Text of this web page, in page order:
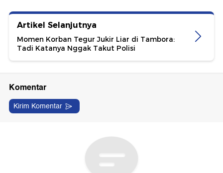
Artikel Selanjutnya
Momen Korban Tegur Jukir Liar di Tambora:
Tadi Katanya Nggak Takut Polisi